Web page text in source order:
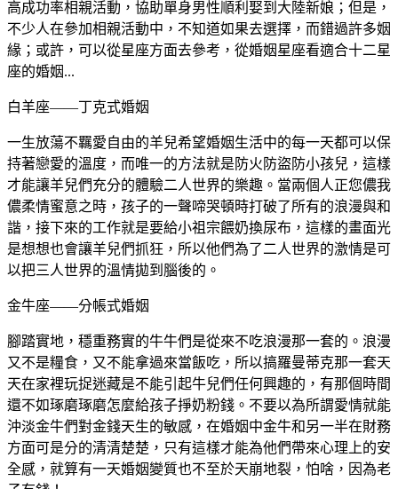
高成功率相親活動，協助單身男性順利娶到大陸新娘；但是，
不少人在參加相親活動中，不知道如果去選擇，而錯過許多姻
緣；或許，可以從星座方面去參考，從婚姻星座看適合十二星
座的婚姻...
白羊座——丁克式婚姻
一生放蕩不羈愛自由的羊兒希望婚姻生活中的每一天都可以保
持著戀愛的溫度，而唯一的方法就是防火防盜防小孩兒，這樣
才能讓羊兒們充分的體驗二人世界的樂趣。當兩個人正您儂我
儂柔情蜜意之時，孩子的一聲啼哭頓時打破了所有的浪漫與和
諧，接下來的工作就是要給小祖宗餵奶換尿布，這樣的畫面光
是想想也會讓羊兒們抓狂，所以他們為了二人世界的激情是可
以把三人世界的溫情拋到腦後的。
金牛座——分帳式婚姻
腳踏實地，穩重務實的牛牛們是從來不吃浪漫那一套的。浪漫
又不是糧食，又不能拿過來當飯吃，所以搞羅曼蒂克那一套天
天在家裡玩捉迷藏是不能引起牛兒們任何興趣的，有那個時間
還不如琢磨琢磨怎麼給孩子掙奶粉錢。不要以為所謂愛情就能
沖淡金牛們對金錢天生的敏感，在婚姻中金牛和另一半在財務
方面可是分的清清楚楚，只有這樣才能為他們帶來心理上的安
全感，就算有一天婚姻變質也不至於天崩地裂，怕啥，因為老